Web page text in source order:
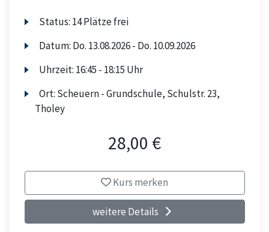
Status: 14 Plätze frei
Datum: Do. 13.08.2026 - Do. 10.09.2026
Uhrzeit: 16:45 - 18:15 Uhr
Ort: Scheuern - Grundschule, Schulstr. 23,
Tholey
28,00 €
Kurs merken
weitere Details